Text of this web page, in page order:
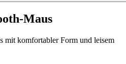
Maus
mit komfortabler Form und leisem